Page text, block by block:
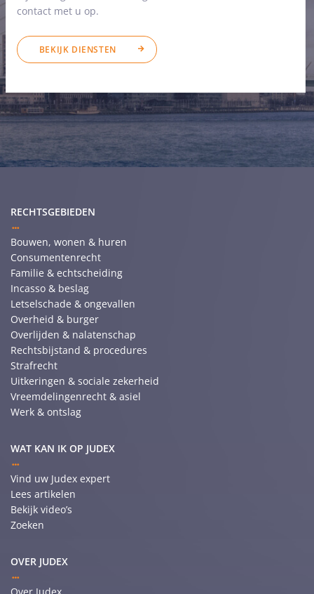
contact met u op.
BEKIJK DIENSTEN
RECHTSGEBIEDEN
Bouwen, wonen & huren
Consumentenrecht
Familie & echtscheiding
Incasso & beslag
Letselschade & ongevallen
Overheid & burger
Overlijden & nalatenschap
Rechtsbijstand & procedures
Strafrecht
Uitkeringen & sociale zekerheid
Vreemdelingenrecht & asiel
Werk & ontslag
WAT KAN IK OP JUDEX
Vind uw Judex expert
Lees artikelen
Bekijk video’s
Zoeken
OVER JUDEX